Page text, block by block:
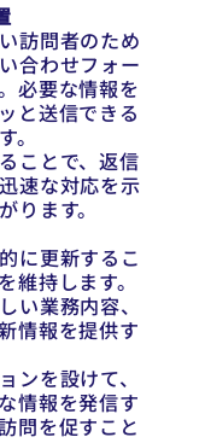
訪問者のため
合わせフォー
必要な情報を
と送信できる
。
ことで、返信
速な対応を示
ります。
に更新するこ
維持します。
い業務内容、
情報を提供す
ンを設けて、
情報を発信す
問を促すこと